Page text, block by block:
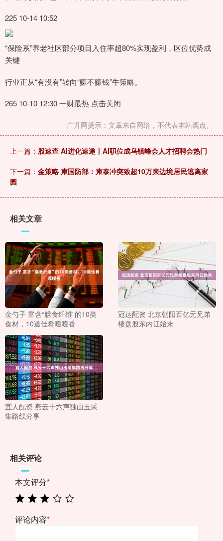
225 10-14 10:52
“保险系”养老社区部分项目入住率超80%实现盈利，区位优势成
关键
行业正从“有没有”转向“赚不赚钱”牛策略。
265 10-10 12:30 一财最热 点击关闭
广升网提示：文章来自网络，不代表本站观点。
上一篇： 股速查 AI进化速递丨AI职位成乌镇峰会人才招聘会热门
下一篇： 金策略 柬国防部：柬泰冲突致超10万柬边境居民逃离家
园
相关文章
金勺子 富含“膳食纤维”的10类
食材，10道佳肴嘎嘎香
冠达配资 北京朝阳百亿元兄弟
楼盘股东内讧始末
宜人配资 燕云十六声独山玉采
集路线分享
相关评论
本文评分*
评论内容*